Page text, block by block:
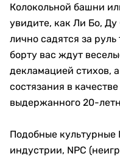
Колокольной башни
увидите, как Ли Бо,
лично садятся за
борту вас ждут
декламацией стихов,
состязания в
выдержанного 20-
Подобные культурные
индустрии, NPC